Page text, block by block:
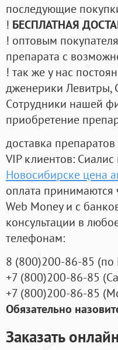
последующие
! БЕСПЛАТНАЯ
! оптовым
препарата с
! так же у нас
дженерики Левитры,
Cотрудники нашей
приобретение
доставка
VIP клиентов:
Новосибирске цена
оплата принимаются
Web Money и с
консультации в
телефонам:
8 (800)200-86-85 (по
+7 (800)200-86-85 (
+7 (800)200-86-85 (
Обязательно
Заказать